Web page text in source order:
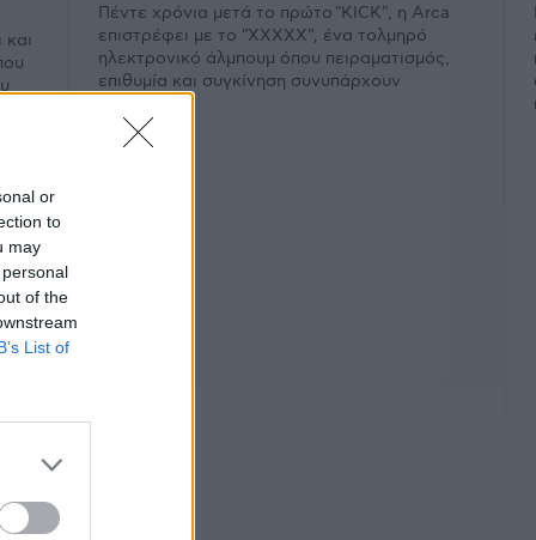
or
to
may
of the
List of
Πέντε χρόνια μετά το πρώτο "KICK", η Arca
επιστρέφει με το "XXXXX", ένα τολμηρό
ηλεκτρονικό άλμπουμ όπου πειραματισμός,
επιθυμία και συγκίνηση συνυπάρχουν
#